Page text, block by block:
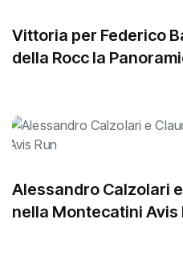
Vittoria per Federico
della Rocc la
Alessandro Calzolari
nella Montecatini Avis